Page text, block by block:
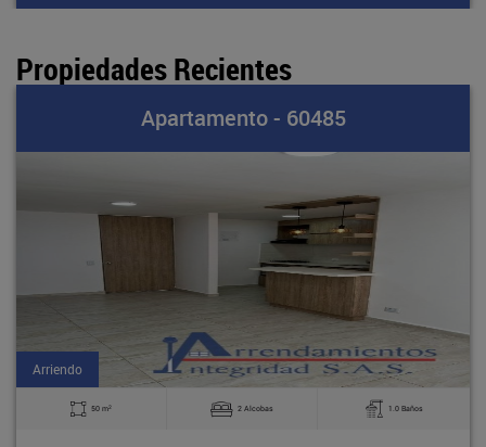
Propiedades Recientes
Apartamento - 60485
Arriendo
50 m2 2 Alcobas 1.0 Baños